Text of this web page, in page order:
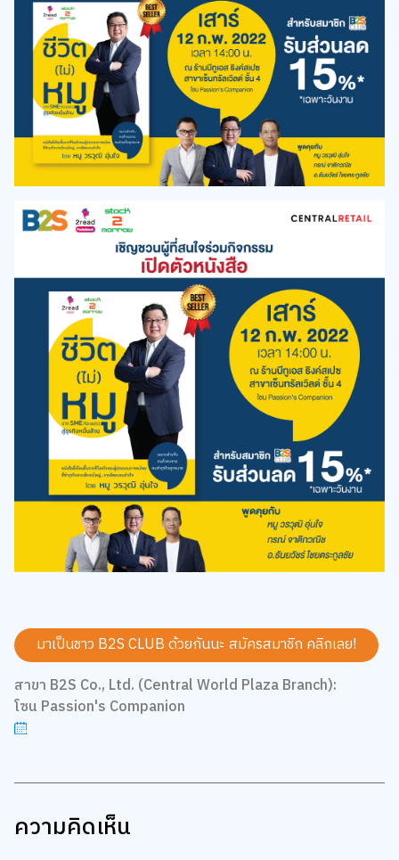
มาเป็นชาว B2S CLUB ด้วยกันนะ สมัครสมาชิก คลิกเลย!
สาขา B2S Co., Ltd. (Central World Plaza Branch):
โซน Passion's Companion
ความคิดเห็น